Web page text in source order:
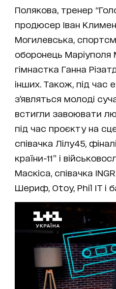
Полякова, тренер
продюсер Іван
Могилевська,
оборонець Маріуполя
гімнастка Ганна
інших. Також, під час
з’являться молоді
встигли завоювати
під час проєкту на
співачка Лілу45,
країни-11” і
Маскіса, співачка
Шериф, Otoy, Phil IT і